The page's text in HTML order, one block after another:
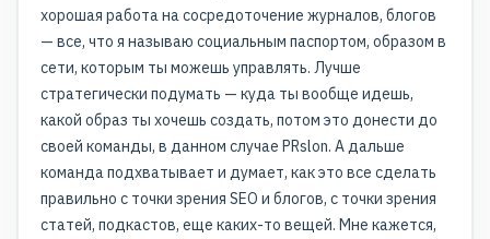
хорошая работа на сосредоточение журналов, блогов
— все, что я называю социальным паспортом, образом в
сети, которым ты можешь управлять. Лучше
стратегически подумать — куда ты вообще идешь,
какой образ ты хочешь создать, потом это донести до
своей команды, в данном случае PRslon. А дальше
команда подхватывает и думает, как это все сделать
правильно с точки зрения SEO и блогов, с точки зрения
статей, подкастов, еще каких-то вещей. Мне кажется,